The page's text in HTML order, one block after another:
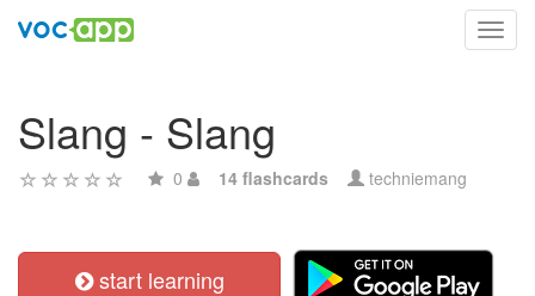
Slang - Slang
0 14 flashcards techniemang
start learning